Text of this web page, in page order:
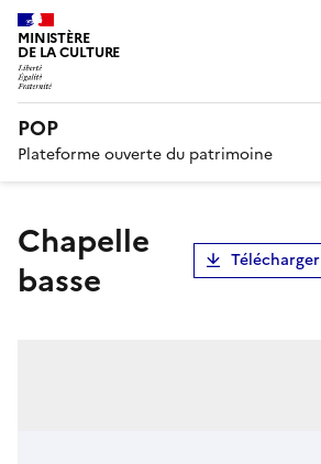
MINISTÈRE
DE LA CULTURE
POP
Plateforme ouverte du patrimoine
Chapelle
basse
Télécharger